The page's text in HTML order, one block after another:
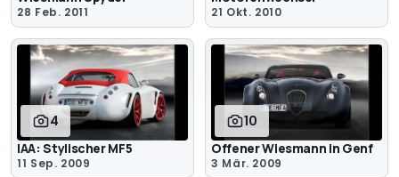
28 Feb. 2011 21 Okt. 2010
4
IAA: Stylischer MF5
11 Sep. 2009
10
Offener Wiesmann in Genf
3 Mär. 2009